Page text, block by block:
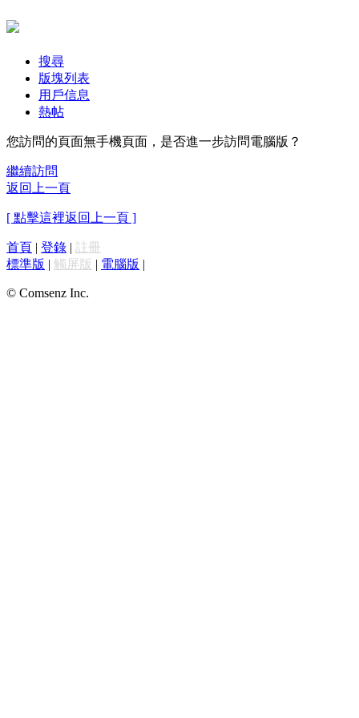
搜尋
版塊列表
用戶信息
熱帖
您訪問的頁面無手機頁面，是否進一步訪問電腦版？
繼續訪問
返回上一頁
[ 點擊這裡返回上一頁 ]
首頁 | 登錄 | 註冊
標準版 | 觸屏版 | 電腦版 |
© Comsenz Inc.